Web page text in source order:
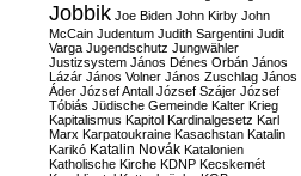
Jobbik Joe Biden John Kirby John
McCain Judentum Judith Sargentini Judit
Varga Jugendschutz Jungwähler
Justizsystem János Dénes Orbán János
Lázár János Volner János Zuschlag János
Áder József Antall József Szájer József
Tóbiás Jüdische Gemeinde Kalter Krieg
Kapitalismus Kapitol Kardinalgesetz Karl
Marx Karpatoukraine Kasachstan Katalin
Karikó Katalin Novák Katalonien
Katholische Kirche KDNP Kecskemét